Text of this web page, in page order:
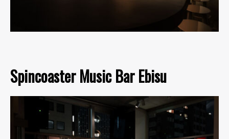
Spincoaster Music Bar Ebisu